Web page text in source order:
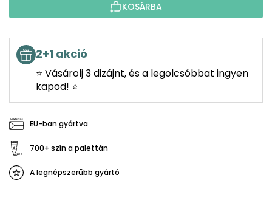
KOSÁRBA
2+1 akció
⭐ Vásárolj 3 dizájnt, és a legolcsóbbat ingyen
kapod! ⭐
EU-ban gyártva
700+ szín a palettán
A legnépszerűbb gyártó